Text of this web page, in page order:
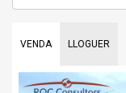
VENDA LLOGUER